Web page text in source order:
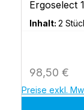
Ergoselect
Inhalt: 2
Regulärer
98,50 €
Preise exkl.